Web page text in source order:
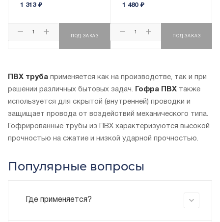
1 313₽
ПОД ЗАКАЗ
1 480₽
ПОД ЗАКАЗ
ПВХ труба применяется как на производстве, так и при
решении различных бытовых задач.
Гофра ПВХ также
используется для скрытой (внутренней) проводки и
защищает провода от воздействий механического типа.
Гофрированные трубы из ПВХ характеризуются высокой
прочностью на сжатие и низкой ударной прочностью.
Популярные вопросы
Где применяется?